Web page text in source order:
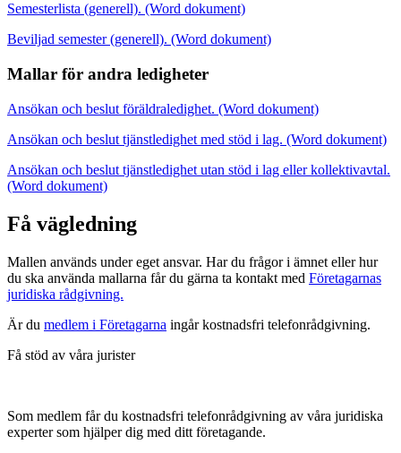
Semesterlista (generell). (Word dokument)
Beviljad semester (generell). (Word dokument)
Mallar för andra ledigheter
Ansökan och beslut föräldraledighet. (Word dokument)
Ansökan och beslut tjänstledighet med stöd i lag. (Word dokument)
Ansökan och beslut tjänstledighet utan stöd i lag eller kollektivavtal.
(Word dokument)
Få vägledning
Mallen används under eget ansvar. Har du frågor i ämnet eller hur
du ska använda mallarna får du gärna ta kontakt med Företagarnas
juridiska rådgivning.
Är du medlem i Företagarna ingår kostnadsfri telefonrådgivning.
Få stöd av våra jurister
Som medlem får du kostnadsfri telefonrådgivning av våra juridiska
experter som hjälper dig med ditt företagande.